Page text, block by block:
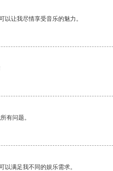
以让我尽情享受音乐的魅力。
有问题。
以满足我不同的娱乐需求。